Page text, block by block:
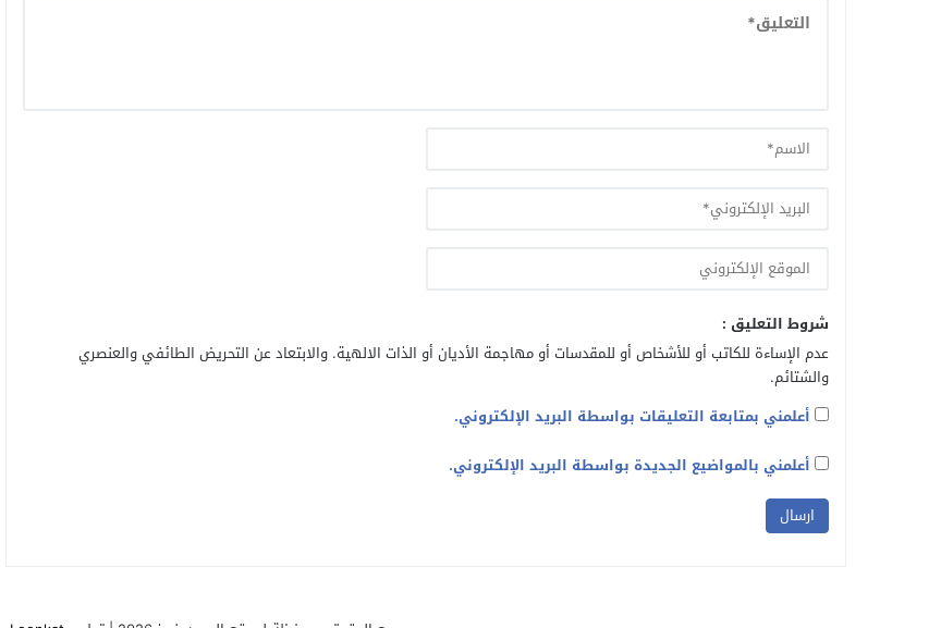
شروط التعليق :
عدم الإساءة للكاتب أو للأشخاص أو للمقدسات أو مهاجمة الأديان أو الذات الالهية. والابتعاد عن التحريض الطائفي والعنصري
والشتائم.
أعلمني بمتابعة التعليقات بواسطة البريد الإلكتروني.
أعلمني بالمواضيع الجديدة بواسطة البريد الإلكتروني.